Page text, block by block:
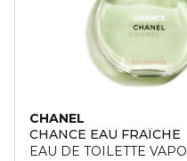
CHANEL
CHANCE EAU FRAÎCHE
EAU DE TOILETTE